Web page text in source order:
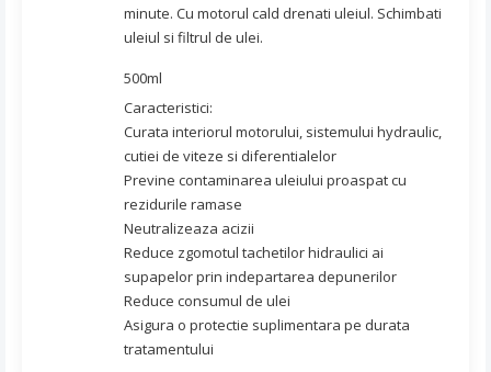
minute. Cu motorul cald drenati uleiul. Schimbati
uleiul si filtrul de ulei.
500ml
Caracteristici:
Curata interiorul motorului, sistemului hydraulic,
cutiei de viteze si diferentialelor
Previne contaminarea uleiului proaspat cu
rezidurile ramase
Neutralizeaza acizii
Reduce zgomotul tachetilor hidraulici ai
supapelor prin indepartarea depunerilor
Reduce consumul de ulei
Asigura o protectie suplimentara pe durata
tratamentului